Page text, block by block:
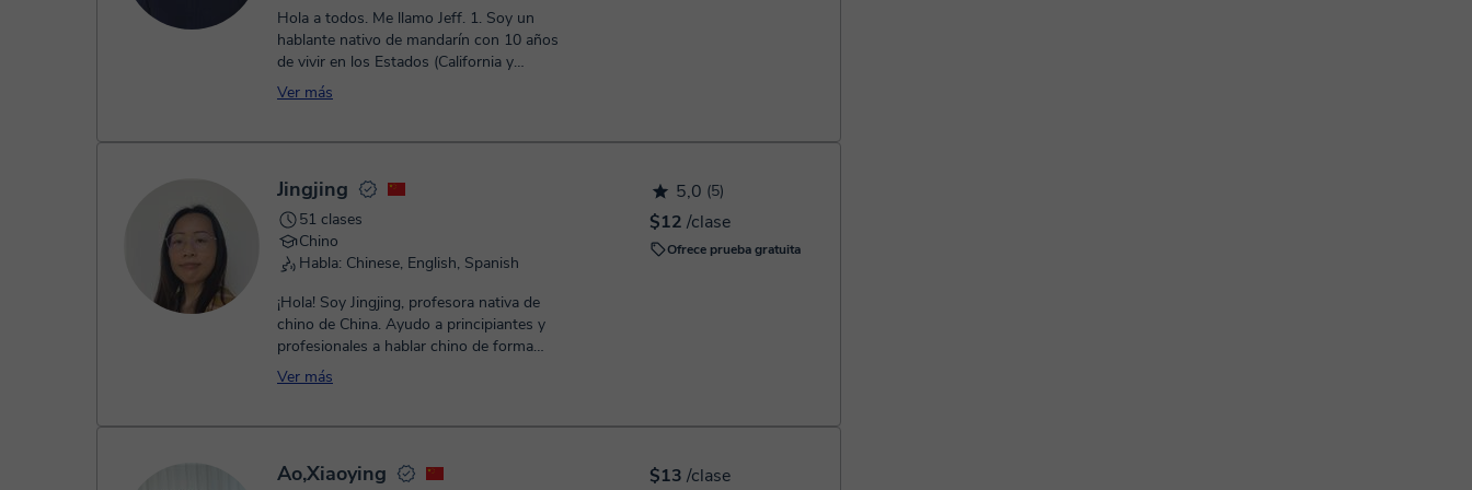
Hola a todos. Me llamo Jeff. 1. Soy un
hablante nativo de mandarín con 10 años
de vivir en los Estados (California y
Oregón). Asistí a la universidad...
Ver más
5,0 (5)
$12 /clase
Ofrece prueba gratuita
Jingjing
51 clases
Chino
Habla: Chinese, English, Spanish
¡Hola! Soy Jingjing, profesora nativa de
chino de China. Ayudo a principiantes y
profesionales a hablar chino de forma
Ver más
$13 /clase
Ao,Xiaoying